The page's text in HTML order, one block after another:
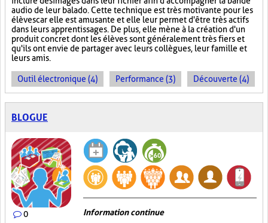
audio de leur balado. Cette technique est très motivante pour les
élèves car elle est amusante et elle leur permet d'être très actifs
dans leurs apprentissages. De plus, elle mène à la création d'un
produit concret dont les élèves sont généralement très fiers et
qu'ils ont envie de partager avec leurs collègues, leur famille et
leurs amis.
Outil électronique (4) Performance (3) Découverte (4)
BLOGUE
0 Information continue